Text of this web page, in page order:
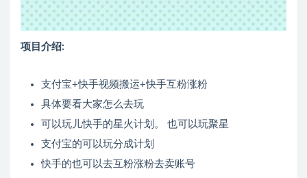
项目介绍:
支付宝+快手视频搬运+快手互粉涨粉
具体要看大家怎么去玩
可以玩儿快手的星火计划。 也可以玩聚星
支付宝的可以玩分成计划
快手的也可以去互粉涨粉去卖账号